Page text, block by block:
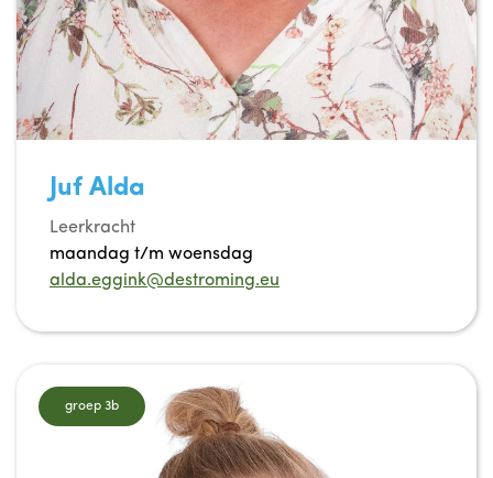
Juf Alda
Leerkracht
maandag t/m woensdag
alda.eggink@destroming.eu
groep 3b